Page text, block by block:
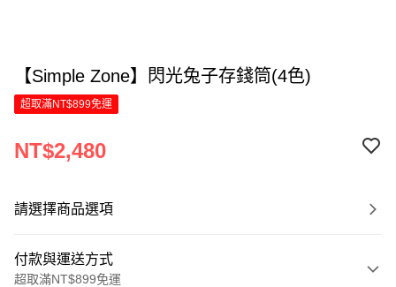
【Simple Zone】閃光兔子存錢筒(4色)
超取滿NT$899免運
NT$2,480
請選擇商品選項
付款與運送方式
超取滿NT$899免運